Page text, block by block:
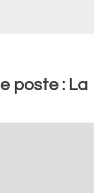
poste : La